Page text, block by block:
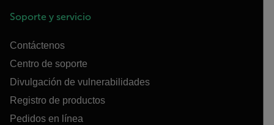
Soporte y servicio
Contáctenos
Centro de soporte
Divulgación de vulnerabilidades
Registro de productos
Pedidos en línea